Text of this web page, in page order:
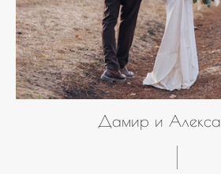
Дамир и